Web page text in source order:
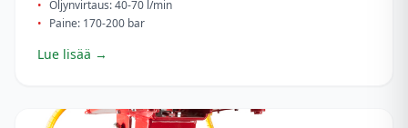
• Öljynvirtaus: 40-70 l/min
• Paine: 170-200 bar
Lue lisää →